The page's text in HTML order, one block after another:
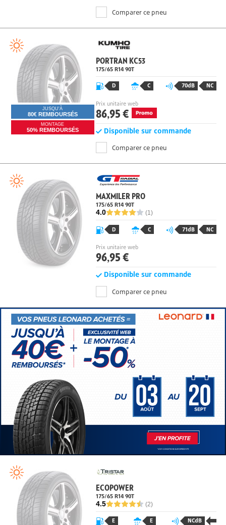
Comparer ce pneu
JUSQU'À
80€ REMBOURSÉS
MONTAGE
50% REMBOURSÉS
PORTRAN KC53
175/65 R14 90T
D C 70dB NC
Prix unitaire web
86,95 €
Disponible sur commande
Comparer ce pneu
MAXMILER PRO
175/65 R14 90T
4.0 (1)
D C 71dB NC
Prix unitaire web
96,95 €
Disponible sur commande
Comparer ce pneu
ECOPOWER
175/65 R14 90T
4.5 (2)
E E NCdB